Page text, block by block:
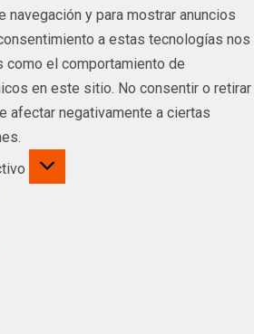
navegación y para mostrar anuncios
a estas tecnologías nos
como el comportamiento de
en este sitio. No consentir o retirar
afectar negativamente a ciertas